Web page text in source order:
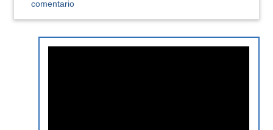
comentario